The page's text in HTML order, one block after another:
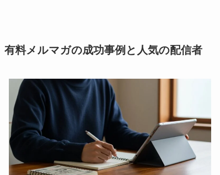
有料メルマガの成功事例と人気の配信者